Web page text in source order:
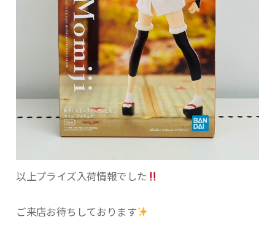
以上プライズ入荷情報でした
ご来店お待ちしております